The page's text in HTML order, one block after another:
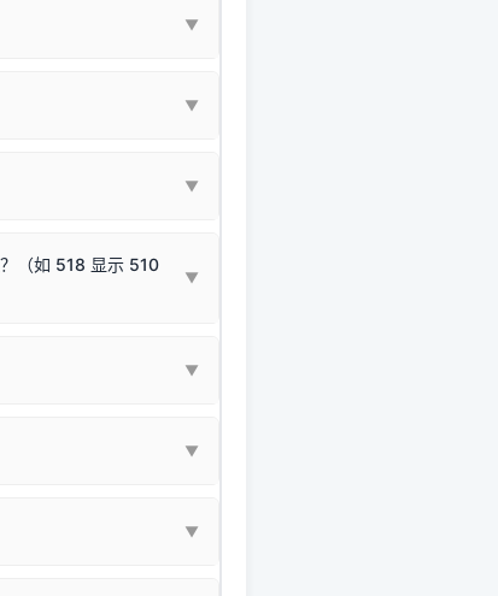
与系统相匹配的那一部
。
试即可。
▼
Win11 最新版）已
件安全性问题。
▼
刷新硬件列表。
▼
（如 518 显示 510
▼
，但内部核心芯片和打
用这个系列中的**基础款
▼
印标识
▼
▼